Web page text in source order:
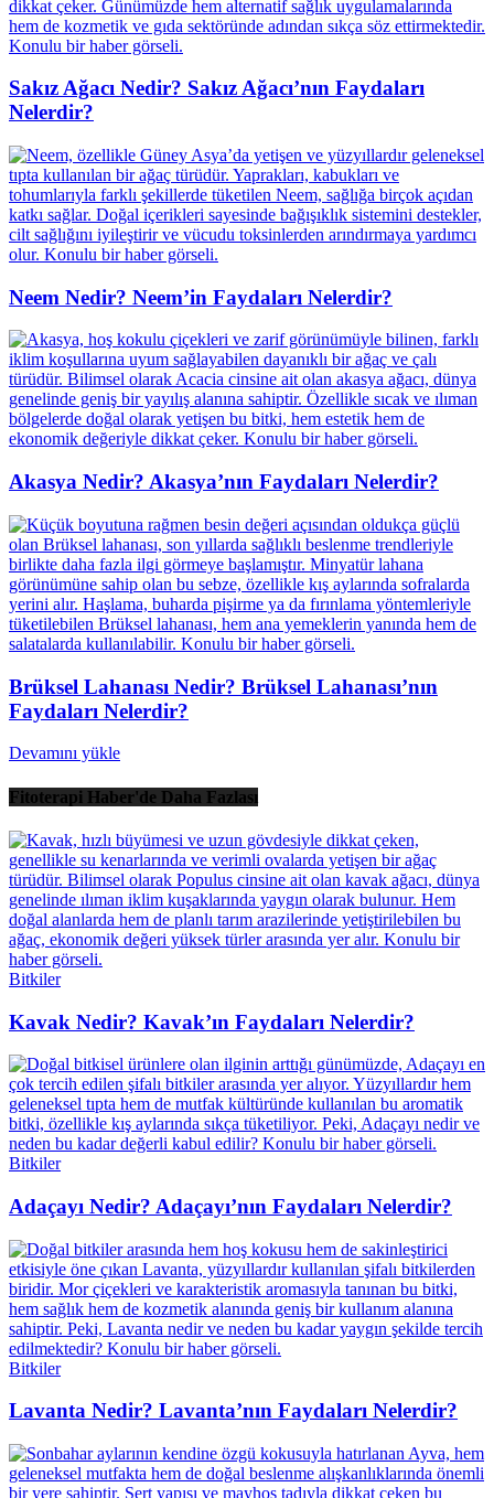
Sakız Ağacı Nedir? Sakız Ağacı’nın Faydaları
Nelerdir?
Neem Nedir? Neem’in Faydaları Nelerdir?
Akasya Nedir? Akasya’nın Faydaları Nelerdir?
Brüksel Lahanası Nedir? Brüksel Lahanası’nın
Faydaları Nelerdir?
Devamını yükle
Fitoterapi Haber'de Daha Fazlası
Bitkiler
Kavak Nedir? Kavak’ın Faydaları Nelerdir?
Bitkiler
Adaçayı Nedir? Adaçayı’nın Faydaları Nelerdir?
Bitkiler
Lavanta Nedir? Lavanta’nın Faydaları Nelerdir?